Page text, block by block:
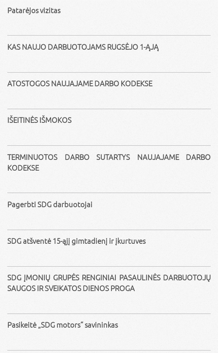
Patarėjos vizitas
KAS NAUJO DARBUOTOJAMS RUGSĖJO 1-ĄJĄ
ATOSTOGOS NAUJAJAME DARBO KODEKSE
IŠEITINĖS IŠMOKOS
TERMINUOTOS DARBO SUTARTYS NAUJAJAME DARBO
KODEKSE
Pagerbti SDG darbuotojai
SDG atšventė 15-ąjį gimtadienį ir įkurtuves
SDG ĮMONIŲ GRUPĖS RENGINIAI PASAULINĖS DARBUOTOJŲ
SAUGOS IR SVEIKATOS DIENOS PROGA
Pasikeitė „SDG motors“ savininkas